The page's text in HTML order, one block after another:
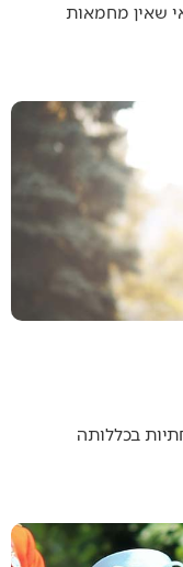
שאין מחמאות
בכללותה